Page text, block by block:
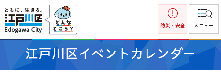
江戸川区
防災・安全 メニュー
江戸川区イベントカレンダー